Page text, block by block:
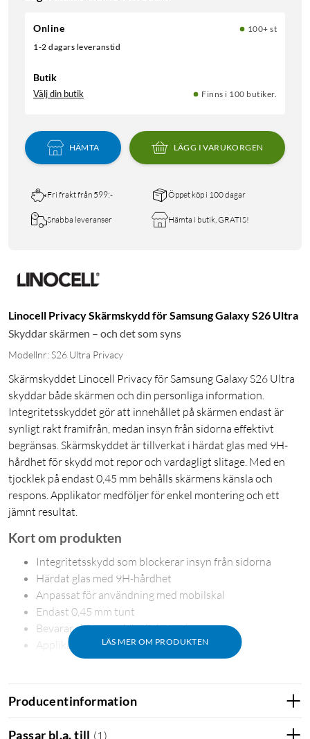
Online
100+ st
1-2 dagars leveranstid
Butik
Välj din butik Finns i 100 butiker.
HÄMTA LÄGG I VARUKORGEN
Fri frakt från 599:- Öppet köp i 100 dagar
Snabba leveranser Hämta i butik, GRATIS!
Linocell Privacy Skärmskydd för Samsung Galaxy S26 Ultra
Skyddar skärmen – och det som syns
Modellnr: S26 Ultra Privacy
Skärmskyddet Linocell Privacy för Samsung Galaxy S26 Ultra
skyddar både skärmen och din personliga information.
Integritetsskyddet gör att innehållet på skärmen endast är
synligt rakt framifrån, medan insyn från sidorna effektivt
begränsas. Skärmskyddet är tillverkat i härdat glas med 9H-
hårdhet för skydd mot repor och vardagligt slitage. Med en
tjocklek på endast 0,45 mm behålls skärmens känsla och
respons. Applikator medföljer för enkel montering och ett
jämnt resultat.
LÄS MER OM PRODUKTEN
Kort om produkten
Integritetsskydd som blockerar insyn från sidorna
Härdat glas med 9H-hårdhet
Anpassat för användning med mobilskal
Endast 0,45 mm tunt
Bevarar skärmens känslighet och respons
Applikator medföljer för enkel montering
Skärmskyddet minskar effektivt insyn från sidorna och gör att
skärmens innehåll endast är tydligt när du tittar rakt
framifrån. Det hjälper till att skydda meddelanden, mejl och
Producentinformation
Passar bl.a. till (1 )